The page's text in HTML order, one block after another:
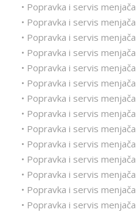
• Popravka i servis
• Popravka i servis
• Popravka i servis
• Popravka i servis
• Popravka i servis
• Popravka i servis
• Popravka i servis
• Popravka i servis
• Popravka i servis
• Popravka i servis
• Popravka i servis
• Popravka i servis menjača
• Popravka i servis
• Popravka i servis